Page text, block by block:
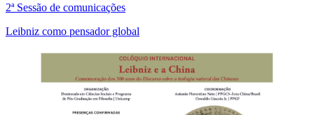
2ª Sessão de comunicações
Leibniz como pensador global